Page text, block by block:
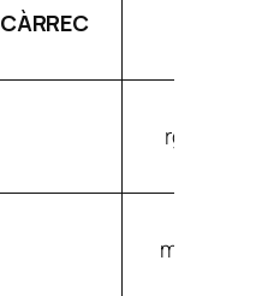
CÀRREC